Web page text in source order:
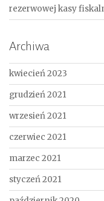
rezerwowej kasy
Archiwa
kwiecień 2023
grudzień 2021
wrzesień 2021
czerwiec 2021
marzec 2021
styczeń 2021